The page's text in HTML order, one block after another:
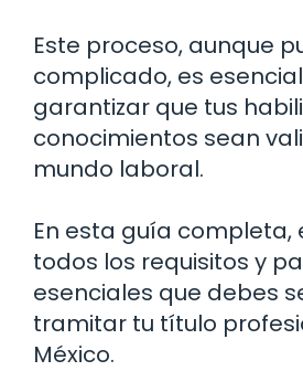
Este proceso, aunque
complicado, es
garantizar que tus
conocimientos sean
mundo laboral.
En esta guía completa,
todos los requisitos y
esenciales que debes
tramitar tu título
México.